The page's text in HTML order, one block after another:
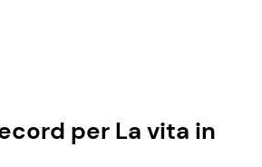
per La vita in